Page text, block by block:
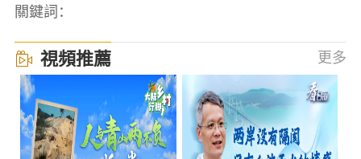
關鍵詞：
視頻推薦 更多